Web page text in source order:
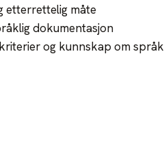
etterrettelig måte
dokumentasjon
og kunnskap om språk